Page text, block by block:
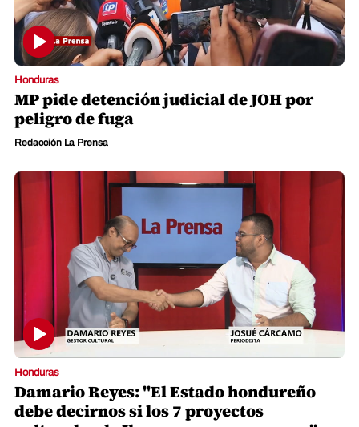
Honduras
MP pide detención judicial de JOH por
peligro de fuga
Redacción La Prensa
Honduras
Damario Reyes: "El Estado hondureño
debe decirnos si los 7 proyectos